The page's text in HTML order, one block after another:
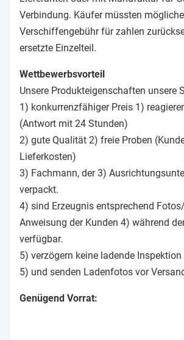
Verbindung. Käufer müssten
Verschiffengebühr für zahlen
ersetzte Einzelteil.
Wettbewerbsvorteil
Unsere Produkteigenschaften unsere
1) konkurrenzfähiger Preis 1)
(Antwort mit 24 Stunden)
2) gute Qualität 2) freie Proben
Lieferkosten)
3) Fachmann, der 3)
verpackt.
4) sind Erzeugnis entsprechend
Anweisung der Kunden 4) während
verfügbar.
5) verzögern keine ladende
5) und senden Ladenfotos vor
Genügend Vorrat: